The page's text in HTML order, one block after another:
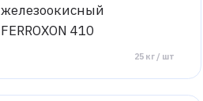
железоокисный
FERROXON 410
25 кг / шт